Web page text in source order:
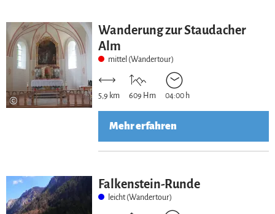
©
Wanderung zur Staudacher
Alm
mittel (Wandertour)
5,9 km 609 Hm 04:00 h
Mehr erfahren
Falkenstein-Runde
leicht (Wandertour)